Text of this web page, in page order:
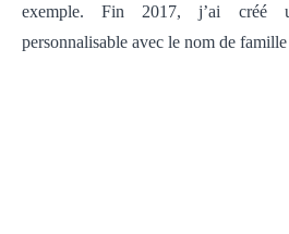
exemple. Fin 2017, j’ai créé
personnalisable avec le nom de